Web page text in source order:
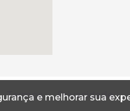
e melhorar sua
Termos Privacidade